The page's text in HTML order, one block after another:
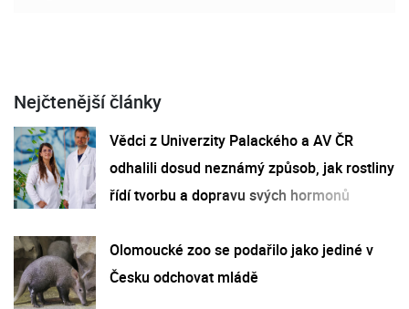
Nejčtenější články
Vědci z Univerzity Palackého a AV ČR
odhalili dosud neznámý způsob, jak rostliny
řídí tvorbu a dopravu svých hormonů
Olomoucké zoo se podařilo jako jediné v
Česku odchovat mládě